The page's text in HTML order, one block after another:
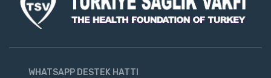
WHATSAPP DESTEK HATTI